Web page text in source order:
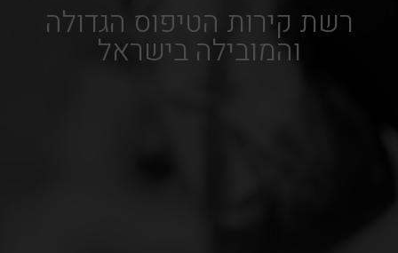
רשת קירות הטיפוס הגדולה
והמובילה בישראל